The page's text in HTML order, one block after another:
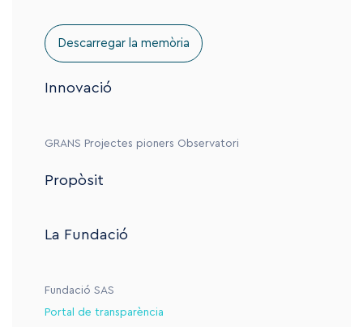
Descarregar la memòria
Innovació
GRANS Projectes pioners Observatori
Propòsit
La Fundació
Fundació SAS
Portal de transparència